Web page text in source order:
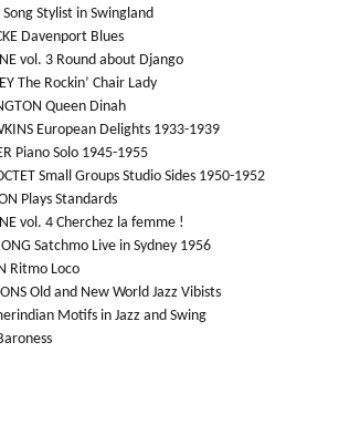
Song Stylist in Swingland
Davenport Blues
vol. 3 Round about Django
The Rockin’ Chair Lady
Queen Dinah
European Delights 1933-1939
Piano Solo 1945-1955
Small Groups Studio Sides 1950-1952
Plays Standards
vol. 4 Cherchez la femme !
Satchmo Live in Sydney 1956
Ritmo Loco
Old and New World Jazz Vibists
Motifs in Jazz and Swing